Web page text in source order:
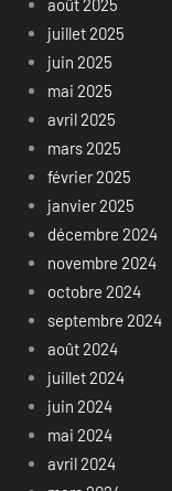
août 2025
juillet 2025
juin 2025
mai 2025
avril 2025
mars 2025
février 2025
janvier 2025
décembre 2024
novembre 2024
octobre 2024
septembre 2024
août 2024
juillet 2024
juin 2024
mai 2024
avril 2024